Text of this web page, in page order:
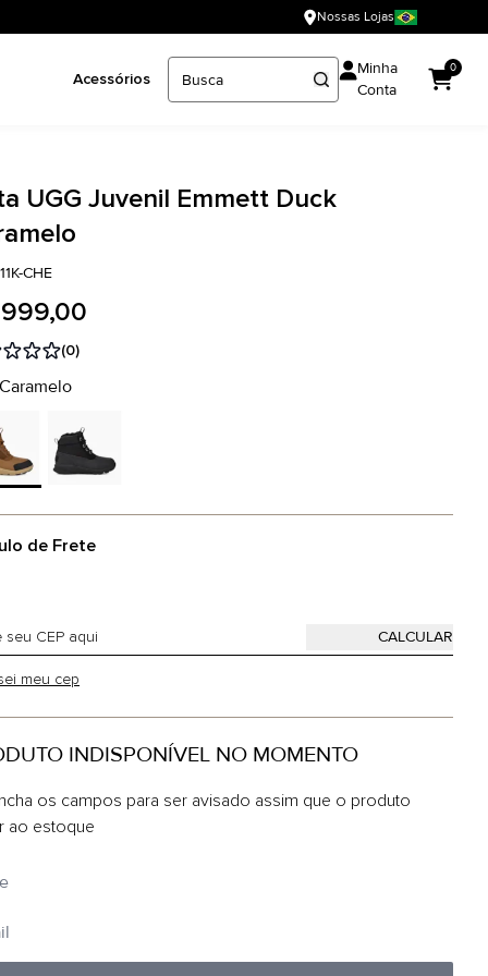
Nossas Lojas
Acessórios
Minha
Conta
0
UGG Juvenil Emmett Duck
CHE
(0)
de Frete
meu cep
INDISPONÍVEL NO MOMENTO
os campos para ser avisado assim que o produto
ao estoque